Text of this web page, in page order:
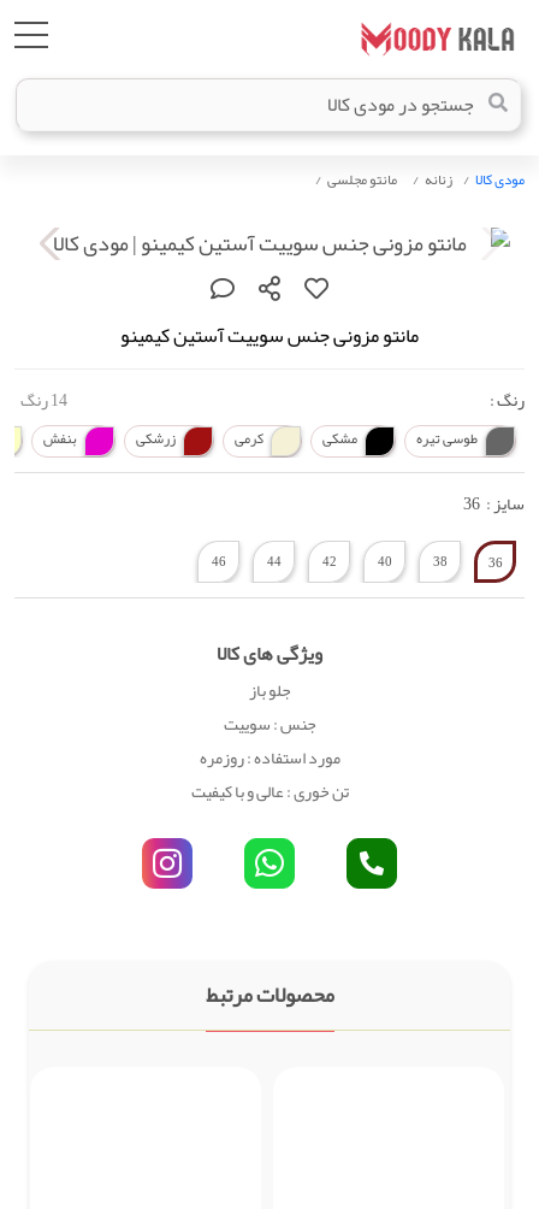
مودی کالا زنانه مانتو مجلسی
مانتو مزونی جنس سوییت آستین کیمینو
رنگ : 14 رنگ
طوسی تیره مشکی کرمی زرشکی بنفش
سایز : 36
36
38
40
42
44
46
ویژگی های کالا
جلو باز
جنس : سوییت
مورد استفاده : روزمره
تن خوری : عالی و با کیفیت
محصولات مرتبط